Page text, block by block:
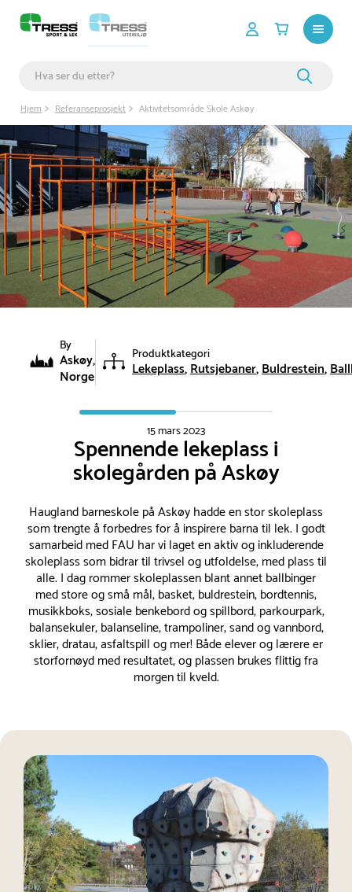
Hjem Referanseprosjekt Aktivitetsområde Skole Askøy
By
Askøy,
Norge
Produktkategori
Lekeplass Rutsjebaner Buldrestein
15 mars 2023
Spennende lekeplass i
skolegården på Askøy
Haugland barneskole på Askøy hadde en stor skoleplass
som trengte å forbedres for å inspirere barna til lek. I godt
samarbeid med FAU har vi laget en aktiv og inkluderende
skoleplass som bidrar til trivsel og utfoldelse, med plass til
alle. I dag rommer skoleplassen blant annet ballbinger
med store og små mål, basket, buldrestein, bordtennis,
musikkboks, sosiale benkebord og spillbord, parkourpark,
balansekuler, balanseline, trampoliner, sand og vannbord,
sklier, dratau, asfaltspill og mer! Både elever og lærere er
storfornøyd med resultatet, og plassen brukes flittig fra
morgen til kveld.